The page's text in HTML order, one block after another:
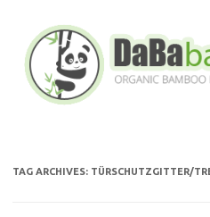
content
TAG ARCHIVES: TÜRSCHUTZGITTER/